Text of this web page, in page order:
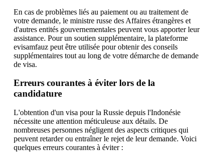
En cas de problèmes liés au paiement ou au traitement de
votre demande, le ministre russe des Affaires étrangères et
d'autres entités gouvernementales peuvent vous apporter leur
assistance. Pour un soutien supplémentaire, la plateforme
evisamfauz peut être utilisée pour obtenir des conseils
supplémentaires tout au long de votre démarche de demande
de visa.
Erreurs courantes à éviter lors de la
candidature
L'obtention d'un visa pour la Russie depuis l'Indonésie
nécessite une attention méticuleuse aux détails. De
nombreuses personnes négligent des aspects critiques qui
peuvent retarder ou entraîner le rejet de leur demande. Voici
quelques erreurs courantes à éviter :